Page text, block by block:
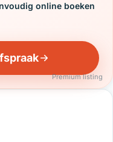
online boeken
Premium listing